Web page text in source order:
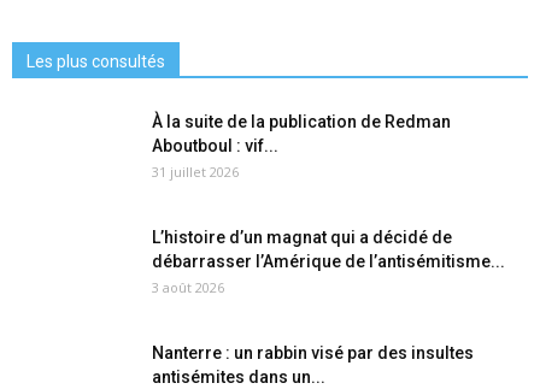
Les plus consultés
À la suite de la publication de Redman
Aboutboul : vif...
31 juillet 2026
L’histoire d’un magnat qui a décidé de
débarrasser l’Amérique de l’antisémitisme...
3 août 2026
Nanterre : un rabbin visé par des insultes
antisémites dans un...